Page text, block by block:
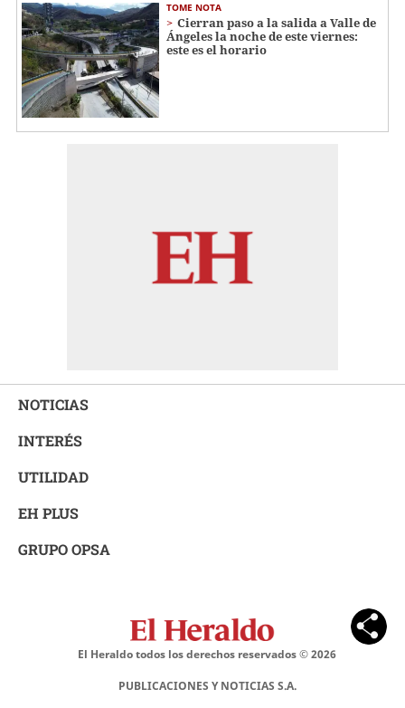
TOME NOTA
Cierran paso a la salida a Valle de
Ángeles la noche de este viernes:
este es el horario
NOTICIAS
INTERÉS
UTILIDAD
EH PLUS
GRUPO OPSA
El Heraldo todos los derechos reservados ©2026
PUBLICACIONES Y NOTICIAS S.A.